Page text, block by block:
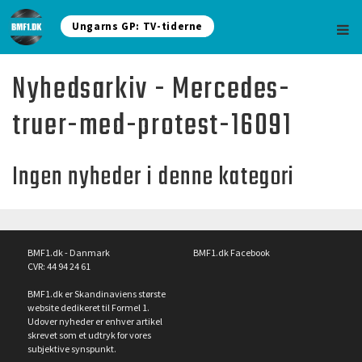
Ungarns GP: TV-tiderne
Nyhedsarkiv - Mercedes-
truer-med-protest-16091
Ingen nyheder i denne kategori
BMF1.dk - Danmark
CVR: 44 94 24 61
BMF1.dk er Skandinaviens største
website dedikeret til Formel 1.
Udover nyheder er enhver artikel
skrevet som et udtryk for vores
subjektive synspunkt.
BMF1.dk Facebook